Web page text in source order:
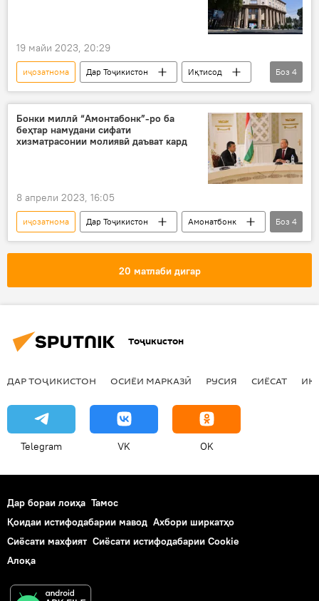
19 майи 2023, 20:29
иҷозатнома Дар Тоҷикистон
Иқтисод
ширкат
БМТ
Бонки Миллӣ
фаъолият
Боз 4
Бонки миллӣ “Амонтабонк”-ро ба
беҳтар намудани сифати
хизматрасонии молиявӣ даъват кард
8 апрели 2023, 16:05
иҷозатнома Дар Тоҷикистон
Амонатбонк
молия
бонк
Бонки Миллӣ
Боз 4
20 матлаби дигар
Тоҷикистон
ДАР ТОҶИКИСТОН ОСИЁИ МАРКАЗӢ РУСИЯ СИЁСАТ
Telegram VK OK
Дар бораи лоиҳа Тамос
Қоидаи истифодабарии мавод Ахбори ширкатҳо
Сиёсати махфият Сиёсати истифодабарии Cookie
Алоқа